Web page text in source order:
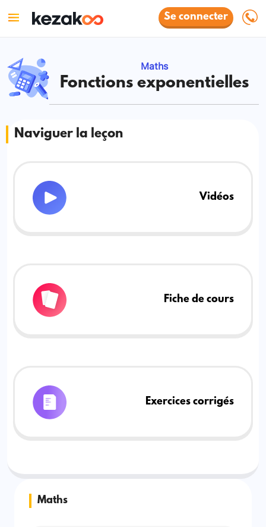
Se connecter
Maths
Fonctions exponentielles
Naviguer la leçon
Vidéos
Fiche de cours
Exercices corrigés
Maths